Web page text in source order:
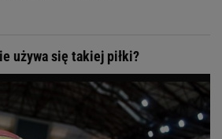
używa się takiej piłki?